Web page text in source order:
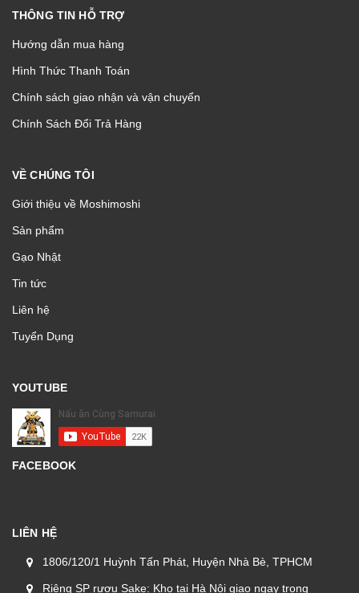
THÔNG TIN HỖ TRỢ
Hướng dẫn mua hàng
Hình Thức Thanh Toán
Chính sách giao nhận và vận chuyển
Chính Sách Đổi Trả Hàng
VỀ CHÚNG TÔI
Giới thiệu về Moshimoshi
Sản phẩm
Gạo Nhật
Tin tức
Liên hệ
Tuyển Dụng
YOUTUBE
FACEBOOK
LIÊN HỆ
1806/120/1 Huỳnh Tấn Phát, Huyện Nhà Bè, TPHCM
Riêng SP rượu Sake: Kho tại Hà Nội giao ngay trong